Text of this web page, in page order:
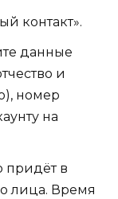
контакт».
данные
и
номер
на
придёт в
лица. Время